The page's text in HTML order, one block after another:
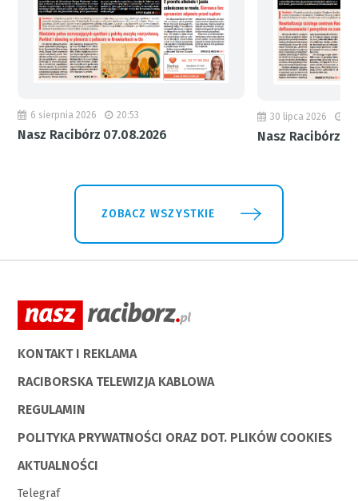
6 sierpnia 2026 20:53
Nasz Racibórz 07.08.2026
30 lipca 2026
Nasz Racibórz
ZOBACZ WSZYSTKIE
KONTAKT I REKLAMA
RACIBORSKA TELEWIZJA KABLOWA
REGULAMIN
POLITYKA PRYWATNOŚCI ORAZ DOT. PLIKÓW COOKIES
AKTUALNOŚCI
Telegraf